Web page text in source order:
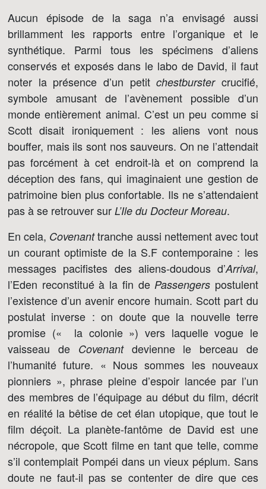
Aucun épisode de la saga n’a envisagé aussi
brillamment les rapports entre l’organique et le
synthétique. Parmi tous les spécimens d’aliens
conservés et exposés dans le labo de David, il faut
noter la présence d’un petitchestburstercrucifié,
symbole amusant de l’avènement possible d’un
monde entièrement animal. C’est un peu comme si
Scott disait ironiquement : les aliens vont nous
bouffer, mais ils sont nos sauveurs. On ne l’attendait
pas forcément à cet endroit-là et on comprend la
déception des fans, qui imaginaient une gestion de
patrimoine bien plus confortable. Ils ne s’attendaient
pas à se retrouver sur L’Ile du Docteur Moreau.
En cela, Covenanttranche aussi nettement avec tout
un courant optimiste de la S.F contemporaine : les
messages pacifistes des aliens-doudous d’Arrival,
l’Eden reconstitué à la fin de Passengers postulent
l’existence d’un avenir encore humain. Scott part du
postulat inverse : on doute que la nouvelle terre
promise (« la colonie ») vers laquelle vogue le
vaisseau de Covenantdevienne le berceau de
l’humanité future. « Nous sommes les nouveaux
pionniers », phrase pleine d’espoir lancée par l’un
des membres de l’équipage au début du film, décrit
en réalité la bêtise de cet élan utopique, que tout le
film déçoit. La planète-fantôme de David est une
nécropole, que Scott filme en tant que telle, comme
s’il contemplait Pompéi dans un vieux péplum. Sans
doute ne faut-il pas se contenter de dire que ces